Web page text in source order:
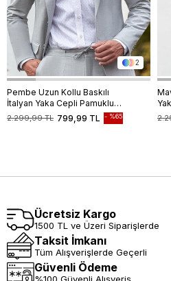
2
Pembe Uzun Kollu Baskılı
İtalyan Yaka Cepli Pamuklu
Likralı Comfort Fit Gömlek
1004240160
799,99 TL
2.299,99 TL %65
Ücretsiz Kargo
1500 TL ve Üzeri Siparişlerde
Taksit İmkanı
Tüm Alışverişlerde Geçerli
Güvenli Ödeme